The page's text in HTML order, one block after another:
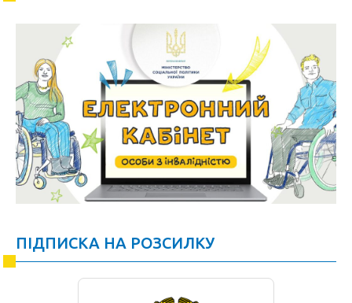
ПІДПИСКА НА РОЗСИЛКУ